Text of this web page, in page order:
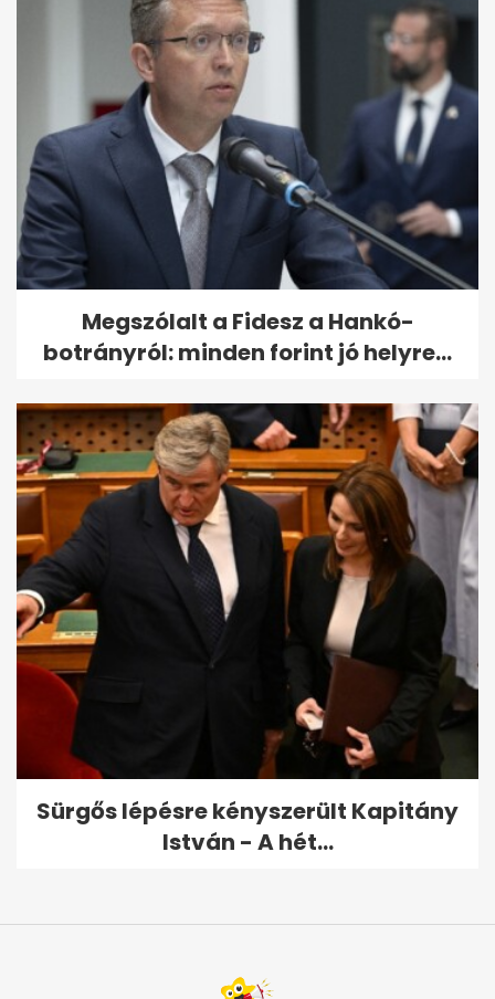
Megszólalt a Fidesz a Hankó-
botrányról: minden forint jó helyre...
Sürgős lépésre kényszerült Kapitány
István - A hét...